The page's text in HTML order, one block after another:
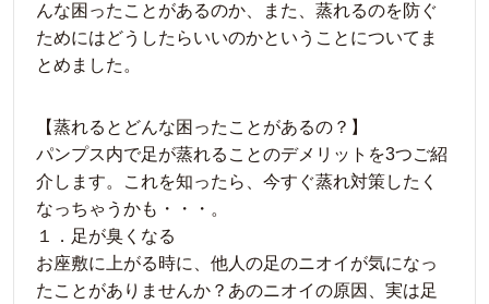
んな困ったことがあるのか、また、蒸れるのを防ぐ
ためにはどうしたらいいのかということについてま
とめました。
【蒸れるとどんな困ったことがあるの？】
パンプス内で足が蒸れることのデメリットを3つご紹
介します。これを知ったら、今すぐ蒸れ対策したく
なっちゃうかも・・・。
１．足が臭くなる
お座敷に上がる時に、他人の足のニオイが気になっ
たことがありませんか？あのニオイの原因、実は足